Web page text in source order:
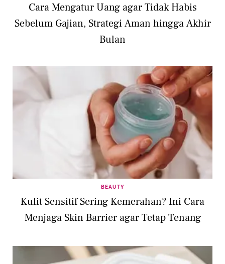
Cara Mengatur Uang agar Tidak Habis
Sebelum Gajian, Strategi Aman hingga Akhir
Bulan
BEAUTY
Kulit Sensitif Sering Kemerahan? Ini Cara
Menjaga Skin Barrier agar Tetap Tenang